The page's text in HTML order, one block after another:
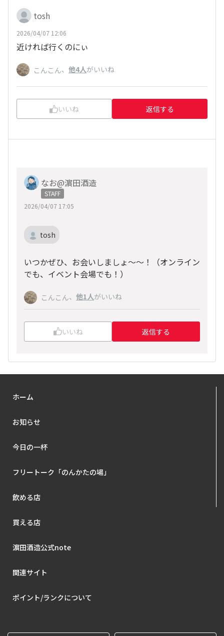
tosh
2026/04/07 12:06
近ければ行くのにぃ
こんこん、 他4人がいいね
いいね 返信する
なお@濵田酒造
STAFF
2026/04/07 17:05
tosh
いつかぜひ、お会いしましょ～～！（オンライン
でも、イベント会場でも！）
こんこん、 他1人がいいね
いいね 返信する
ホーム
お知らせ
今日の一杯
フリートーク「のんかたの場」
飲める店
買える店
濵田酒造公式note
関連サイト
ポイント/ランクについて